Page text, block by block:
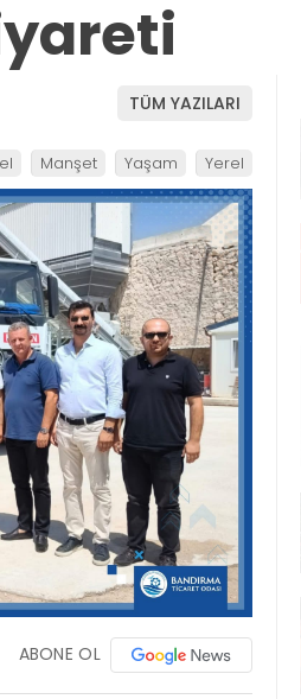
TÜM YAZILARI
Manşet Yaşam Yerel
ABONE OL